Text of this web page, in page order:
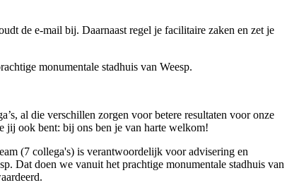
de e-mail bij. Daarnaast regel je facilitaire zaken en zet je
monumentale stadhuis van Weesp.
al die verschillen zorgen voor betere resultaten voor onze
jij ook bent: bij ons ben je van harte welkom!
(7 collega's) is verantwoordelijk voor advisering en
Dat doen we vanuit het prachtige monumentale stadhuis van